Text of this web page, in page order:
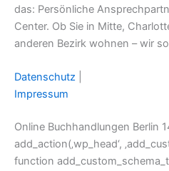
das: Persönliche
Center. Ob Sie in Mitte,
anderen Bezirk wohnen – wir
Datenschutz
Impressum
Online Buchhandlungen Berlin
add_action(‚wp_head‘,
function